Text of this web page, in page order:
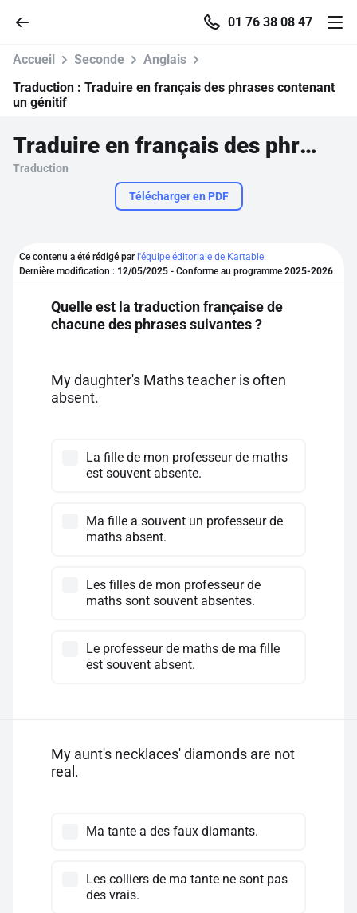
01 76 38 08 47
Parcourir
Se connecter
S'inscrire gratuitement
Accueil Seconde
Anglais
Traduction : Traduire en français des phrases contenant
un génitif
Traduire en français des phrases contenant un génitif
Traduction
Télécharger en PDF
Ce contenu a été rédigé par l'équipe éditoriale de Kartable.
Dernière modification : 12/05/2025 - Conforme au programme 2025-2026
Quelle est la traduction française de
chacune des phrases suivantes ?
My daughter's Maths teacher is often
absent.
La fille de mon professeur de maths
est souvent absente.
Ma fille a souvent un professeur de
maths absent.
Les filles de mon professeur de
maths sont souvent absentes.
Le professeur de maths de ma fille
est souvent absent.
My aunt's necklaces' diamonds are not
real.
Ma tante a des faux diamants.
Les colliers de ma tante ne sont pas
des vrais.